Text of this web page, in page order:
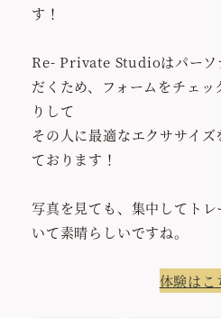
す！
Re- Private Studioはパーソ
だくため、フォームをチェ
りして
その人に最適なエクササイ
ております！
写真を見ても、集中してト
いて素晴らしいですね。
体験はこ